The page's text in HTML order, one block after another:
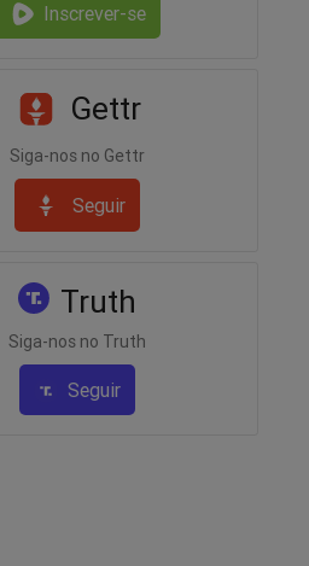
Inscrever-se
Gettr
Siga-nos no Gettr
Seguir
Truth
Siga-nos no Truth
Seguir